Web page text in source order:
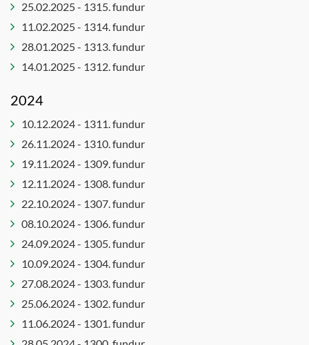
vegna
tilflutnings
málefna
Skólanefnd
Umferðarnefnd
Umhverfis-
samgöngunefnd
Umhverfisráð
Upplýsingatæknideild
- kynning
Velferðarráð
Vinabæjanefnd
25.02.2025 - 1315. fundur
11.02.2025 - 1314. fundur
28.01.2025 - 1313. fundur
14.01.2025 - 1312. fundur
2024
10.12.2024 - 1311. fundur
26.11.2024 - 1310. fundur
19.11.2024 - 1309. fundur
12.11.2024 - 1308. fundur
22.10.2024 - 1307. fundur
08.10.2024 - 1306. fundur
24.09.2024 - 1305. fundur
10.09.2024 - 1304. fundur
27.08.2024 - 1303. fundur
25.06.2024 - 1302. fundur
11.06.2024 - 1301. fundur